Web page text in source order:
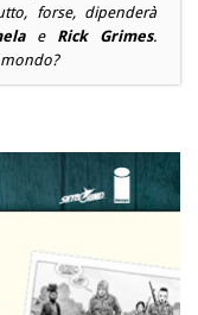
forse, dipenderà
e Rick Grimes.